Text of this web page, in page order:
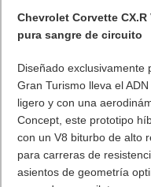
Chevrolet Corvette
pura sangre de circuito
Diseñado exclusivamente
Gran Turismo lleva el
ligero y con una
Concept, este prototipo
con un V8 biturbo de alto
para carreras de
asientos de geometría